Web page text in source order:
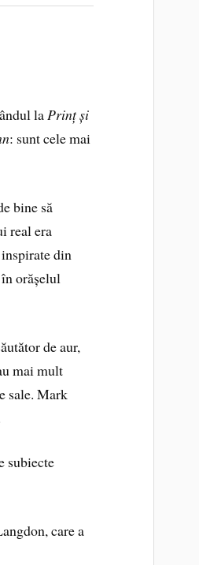
laPrinț și
: sunt cele mai
bine să
real era
din
orășelul
de aur,
mai mult
sale. Mark
subiecte
care a